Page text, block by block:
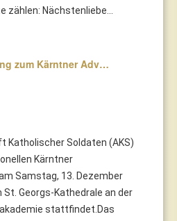
zählen: Nächstenliebe...
zum Kärntner Adv…
Katholischer Soldaten (AKS)
Kärntner
Samstag, 13. Dezember
St. Georgs-Kathedrale an der
stattfindet.Das